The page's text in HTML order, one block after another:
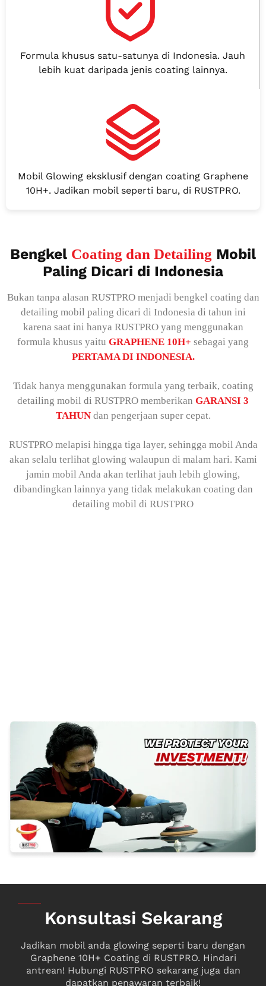
Formula khusus satu-satunya di Indonesia. Jauh
lebih kuat daripada jenis coating lainnya.
Mobil Glowing eksklusif dengan coating Graphene
10H+. Jadikan mobil seperti baru, di RUSTPRO.
Bengkel Coating dan Detailing Mobil
Paling Dicari di Indonesia
Bukan tanpa alasan RUSTPRO menjadi bengkel coating dan
detailing mobil paling dicari di Indonesia di tahun ini
karena saat ini hanya RUSTPRO yang menggunakan
formula khusus yaitu GRAPHENE 10H+ sebagai yang
PERTAMA DI INDONESIA.
Tidak hanya menggunakan formula yang terbaik, coating
detailing mobil di RUSTPRO memberikan GARANSI 3
TAHUN dan pengerjaan super cepat.
RUSTPRO melapisi hingga tiga layer, sehingga mobil Anda
akan selalu terlihat glowing walaupun di malam hari. Kami
jamin mobil Anda akan terlihat jauh lebih glowing,
dibandingkan lainnya yang tidak melakukan coating dan
detailing mobil di RUSTPRO
Konsultasi Sekarang
Jadikan mobil anda glowing seperti baru dengan
Graphene 10H+ Coating di RUSTPRO. Hindari
antrean! Hubungi RUSTPRO sekarang juga dan
dapatkan penawaran terbaik!